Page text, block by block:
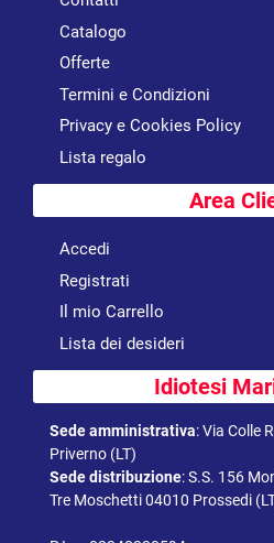
Catalogo
Offerte
Termini e Condizioni
Privacy e Cookies Policy
Lista regalo
Area
Accedi
Registrati
Il mio Carrello
Lista dei desideri
Idiotesi
Sede amministrativa:Via Colle
Priverno (LT)
Sede distribuzione:S.S. 156
Tre Moschetti 04010 Prossedi